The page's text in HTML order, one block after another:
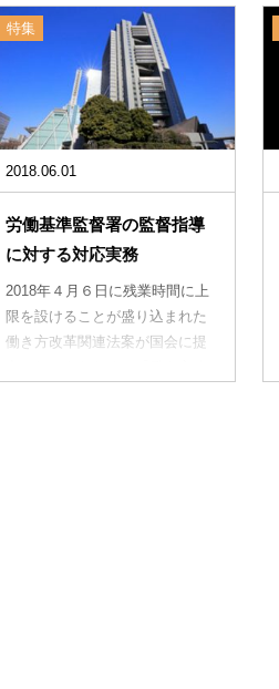
限...
特集
2018.06.01
労働基準監督署の監督指導
に対する対応実務
2018年４月６日に残業時間に上
限を設けることが盛り込まれた
働き方改革関連法案が国会に提